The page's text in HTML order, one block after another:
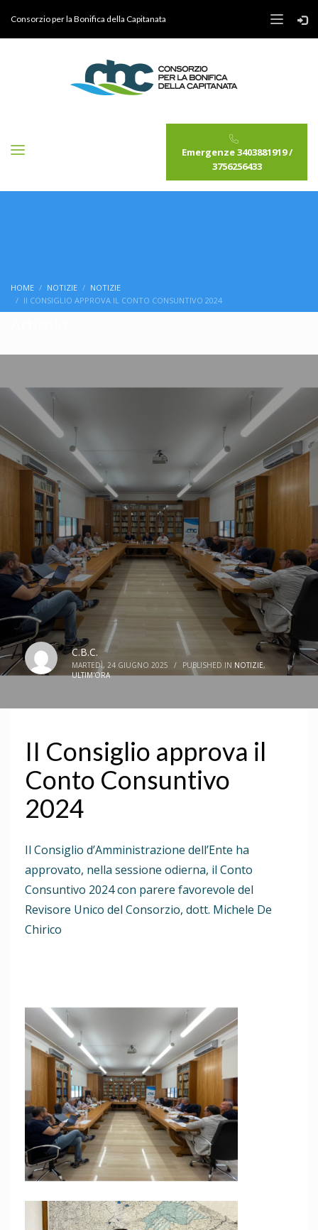
Consorzio per la Bonifica della Capitanata
Emergenze 3403881919 /
3756256433
HOME NOTIZIE
NOTIZIE
II CONSIGLIO APPROVA IL CONTO CONSUNTIVO 2024
C.B.C.
MARTEDÌ, 24 GIUGNO 2025 / PUBLISHED IN NOTIZIE,
ULTIM'ORA
II Consiglio approva il
Conto Consuntivo
2024
Il Consiglio d’Amministrazione dell’Ente ha
approvato, nella sessione odierna, il Conto
Consuntivo 2024 con parere favorevole del
Revisore Unico del Consorzio, dott. Michele De
Chirico